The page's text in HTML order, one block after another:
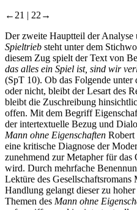
←21 | 22→
Der zweite Hauptteil der Analyse
Spieltrieb steht unter dem
diesem Zug spielt der Text von
das alles ein Spiel ist, sind wir
(SpT 10). Ob das Folgende unter
oder nicht, bleibt der Lesart des
bleibt die Zuschreibung
offen. Mit dem Begriff
der intertextuelle Bezug und
Mann ohne Eigenschaften Robert
eine kritische Diagnose der
zunehmend zur Metapher für das
wird. Durch mehrfache
Lektüre des Gesellschaftsromans
Handlung gelangt dieser zu
Themen des Mann ohne